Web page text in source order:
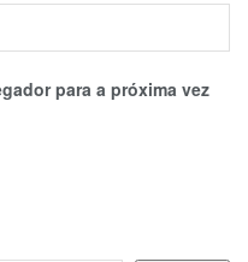
para a próxima vez